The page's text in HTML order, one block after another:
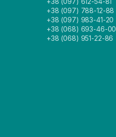
+38 (097) 788-12-88
+38 (097) 983-41-20
+38 (068) 693-46-00
+38 (068) 951-22-86